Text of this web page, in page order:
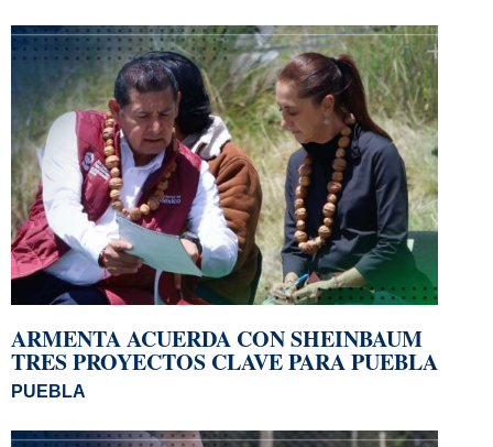
ARMENTA ACUERDA CON SHEINBAUM
TRES PROYECTOS CLAVE PARA PUEBLA
PUEBLA